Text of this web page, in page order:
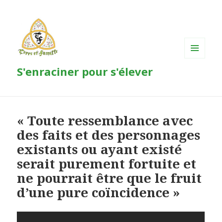
S'enraciner pour s'élever
« Toute ressemblance avec
des faits et des personnages
existants ou ayant existé
serait purement fortuite et
ne pourrait être que le fruit
d’une pure coïncidence »